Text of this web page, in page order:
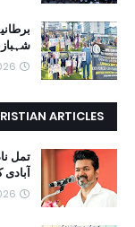
ARTICLES
تمل